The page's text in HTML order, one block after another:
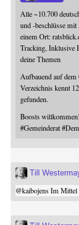
Alle ~10.700
und -beschlüsse
einem Ort:
Tracking, Inklusive
deine Themen
Aufbauend auf
Verzeichnis kennt
gefunden.
Boosts
#Gemeinderat #
Till
@kaibojensIm Mittel